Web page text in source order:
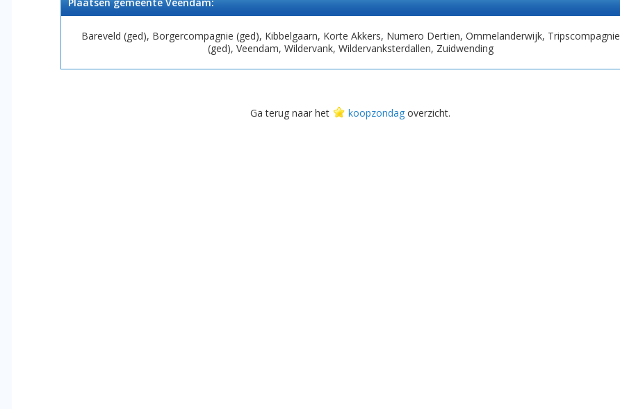
Bareveld (ged), Borgercompagnie (ged), Kibbelgaarn, Korte Akkers, Numero Dertien, Ommelanderwijk, Tripscompagnie
(ged), Veendam, Wildervank, Wildervanksterdallen, Zuidwending
Ga terug naar het koopzondag overzicht.